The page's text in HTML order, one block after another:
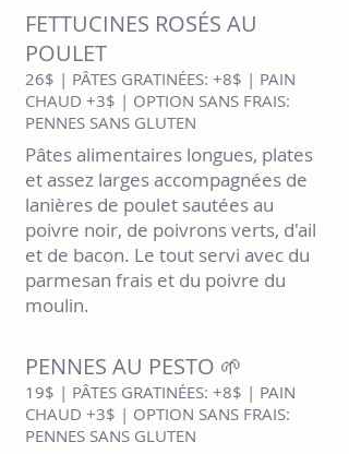
FETTUCINES ROSÉS AU
POULET
26$ | PÂTES GRATINÉES: +8$ | PAIN
CHAUD +3$ | OPTION SANS FRAIS:
PENNES SANS GLUTEN
Pâtes alimentaires longues, plates
et assez larges accompagnées de
lanières de poulet sautées au
poivre noir, de poivrons verts, d'ail
et de bacon. Le tout servi avec du
parmesan frais et du poivre du
moulin.
PENNES AU PESTO 🌱
19$ | PÂTES GRATINÉES: +8$ | PAIN
CHAUD +3$ | OPTION SANS FRAIS:
PENNES SANS GLUTEN